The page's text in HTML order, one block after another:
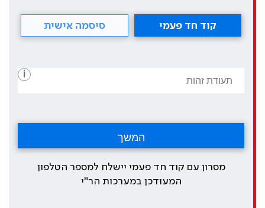
קוד חד פעמי סיסמה אישית
i
מסרון עם קוד חד פעמי יישלח למספר הטלפון
המעודכן במערכות הר"י